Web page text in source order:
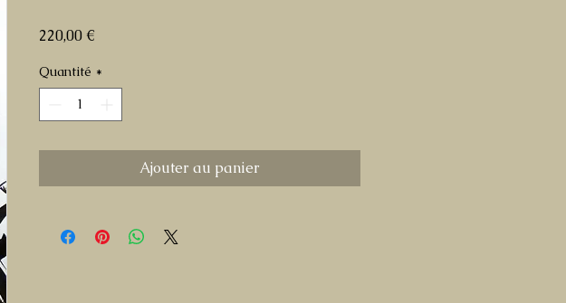
220,00 €
Quantité *
Ajouter au panier